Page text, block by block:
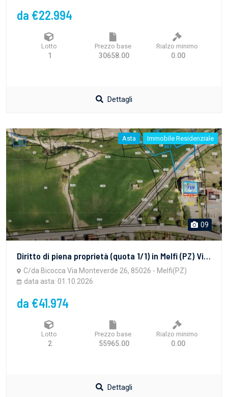
da €22.994
Lotto
1
Prezzo base
30658.00
Rialzo minimo
0.00
Dettagli
Asta Immobile Residenziale
09
Diritto di piena proprietà (quota 1/1) in Melfi (PZ) Via Monteverde n. 26 (c.da Bicocca) diAppartamento per civile abitazione al piano secondo e distinto al Catasto Fabbricati del Comune di Melfi al Foglio 60 Part.lla 719 sub 10, Piano 2, Cat. A/4, cl. 5, 4,5 vani, rendita 159,00 e Locale deposito al piano terzo e distinto al Catasto Fabbicati del Comune di Melfi al Foglio 60 part 719 sub 19, Piano 3, cat. C/2, classe 2, 27 mq, rendita 73,00
C/da Bicocca Via Monteverde 26, 85026 - Melfi(PZ)
data asta: 01.10.2026
da €41.974
Lotto
2
Prezzo base
55965.00
Rialzo minimo
0.00
Dettagli